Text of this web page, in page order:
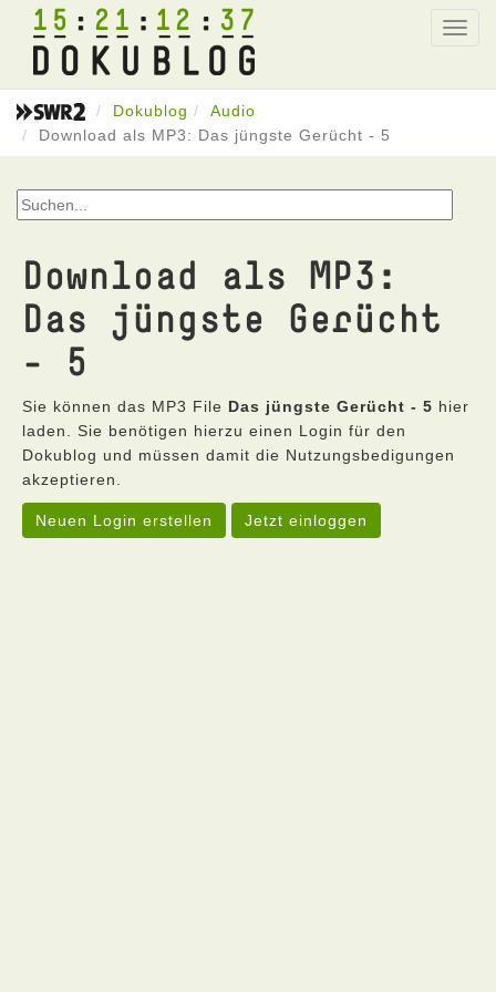
15 21 12 37
Dokublog
Audio
Download als MP3: Das jüngste Gerücht - 5
Download als MP3:
Das jüngste Gerücht
- 5
Sie können das MP3 File Das jüngste Gerücht - 5 hier
laden. Sie benötigen hierzu einen Login für den
Dokublog und müssen damit die Nutzungsbedigungen
akzeptieren.
Neuen Login erstellen Jetzt einloggen